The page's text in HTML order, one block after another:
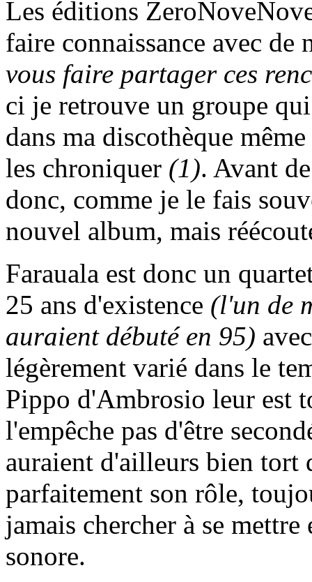
Les éditions
faire connaissance avec de
vous faire partager ces
ci je retrouve un groupe
dans ma discothèque
les chroniquer (1). Avant
donc, comme je le fais
nouvel album, mais
Farauala est donc un
25 ans d'existence (l'un de
auraient débuté en 95)
légèrement varié dans le
Pippo d'Ambrosio leur est
l'empêche pas d'être
auraient d'ailleurs bien tort
parfaitement son rôle,
jamais chercher à se
sonore.